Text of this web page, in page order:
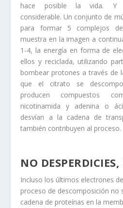
hace posible la vida. Y
considerable. Un conjunto de
para formar 5 complejos
muestra en la imagen a
1-4, la energía en forma de
ellos y reciclada, utilizando
bombear protones a través de
que el citrato se
producen compuestos
nicotinamida y adenina o
desvían a la cadena de
también contribuyen al proceso.
NO
Incluso los últimos electrones
proceso de descomposición no
cadena de proteínas en la